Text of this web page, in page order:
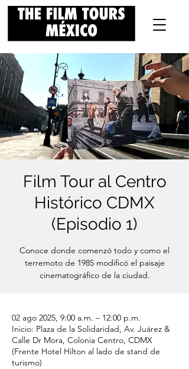
Film Tour al Centro
Histórico CDMX
(Episodio 1)
Conoce donde comenzó todo y como el
terremoto de 1985 modificó el paisaje
cinematográfico de la ciudad.
02 ago 2025, 9:00 a.m. – 12:00 p.m.
Inicio: Plaza de la Solidaridad, Av. Juárez &
Calle Dr Mora, Colonia Centro, CDMX
(Frente Hotel Hilton al lado de stand de
turismo)